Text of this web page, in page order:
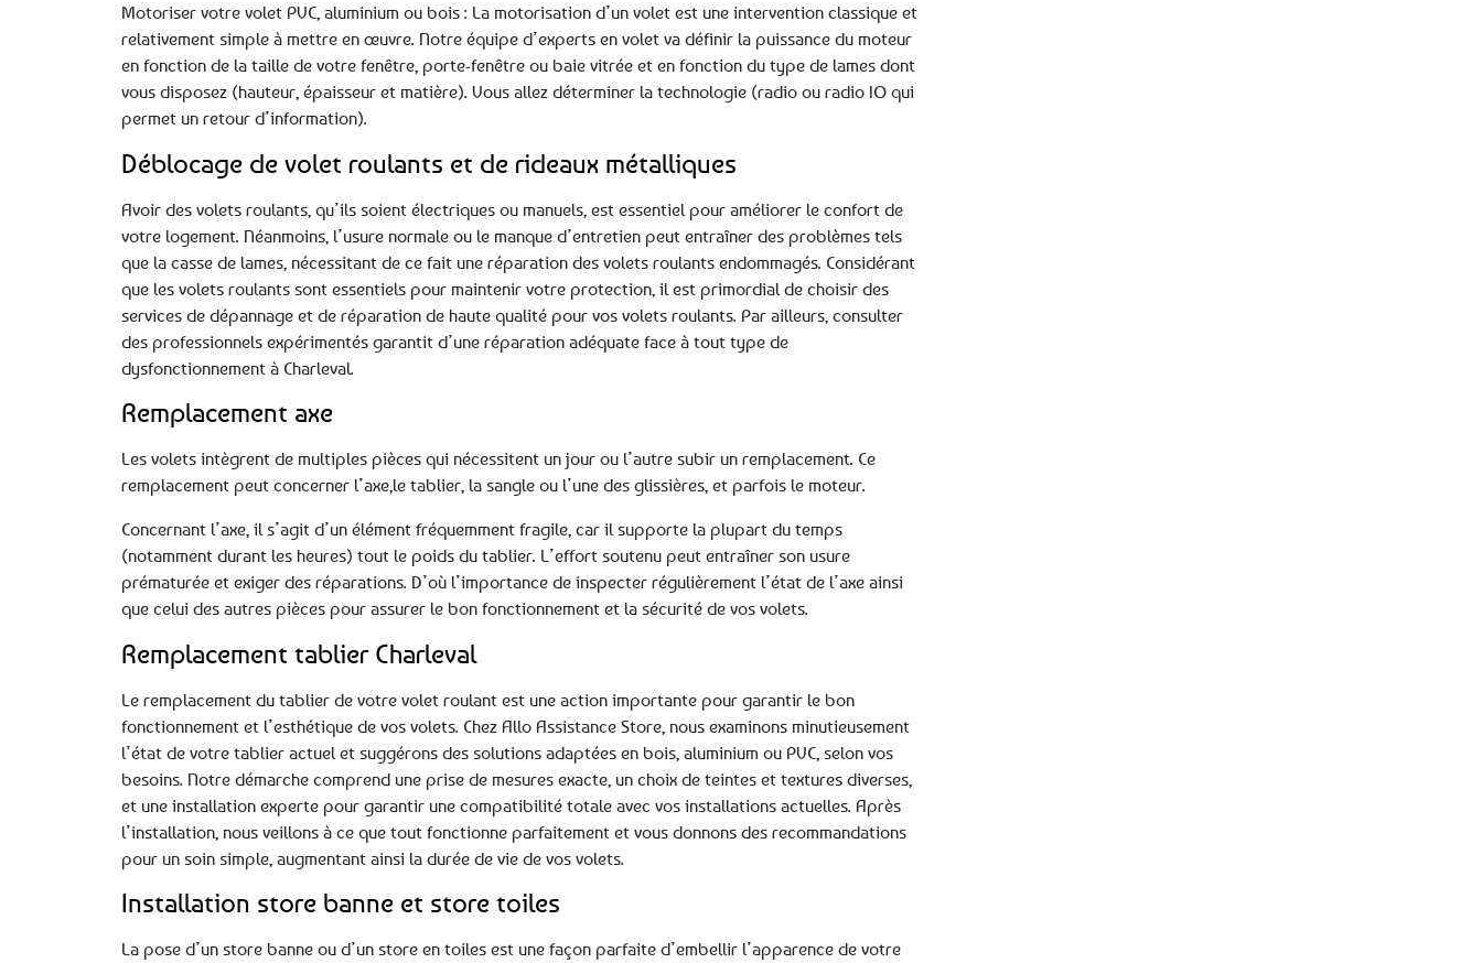
Motoriser votre volet PVC, aluminium ou bois : La motorisation d’un volet est une intervention classique et
relativement simple à mettre en œuvre. Notre équipe d’experts en volet va définir la puissance du moteur
en fonction de la taille de votre fenêtre, porte-fenêtre ou baie vitrée et en fonction du type de lames dont
vous disposez (hauteur, épaisseur et matière). Vous allez déterminer la technologie (radio ou radio IO qui
permet un retour d’information).
Déblocage de volet roulants et de rideaux métalliques
Avoir des volets roulants, qu’ils soient électriques ou manuels, est essentiel pour améliorer le confort de
votre logement. Néanmoins, l’usure normale ou le manque d’entretien peut entraîner des problèmes tels
que la casse de lames, nécessitant de ce fait une réparation des volets roulants endommagés. Considérant
que les volets roulants sont essentiels pour maintenir votre protection, il est primordial de choisir des
services de dépannage et de réparation de haute qualité pour vos volets roulants. Par ailleurs, consulter
des professionnels expérimentés garantit d’une réparation adéquate face à tout type de
dysfonctionnement à Charleval.
Remplacement axe
Les volets intègrent de multiples pièces qui nécessitent un jour ou l’autre subir un remplacement. Ce
remplacement peut concerner l’axe,le tablier, la sangle ou l’une des glissières, et parfois le moteur.
Concernant l’axe, il s’agit d’un élément fréquemment fragile, car il supporte la plupart du temps
(notamment durant les heures) tout le poids du tablier. L’effort soutenu peut entraîner son usure
prématurée et exiger des réparations. D’où l’importance de inspecter régulièrement l’état de l’axe ainsi
que celui des autres pièces pour assurer le bon fonctionnement et la sécurité de vos volets.
Remplacement tablier Charleval
Le remplacement du tablier de votre volet roulant est une action importante pour garantir le bon
fonctionnement et l’esthétique de vos volets. Chez Allo Assistance Store, nous examinons minutieusement
l’état de votre tablier actuel et suggérons des solutions adaptées en bois, aluminium ou PVC, selon vos
besoins. Notre démarche comprend une prise de mesures exacte, un choix de teintes et textures diverses,
et une installation experte pour garantir une compatibilité totale avec vos installations actuelles. Après
l’installation, nous veillons à ce que tout fonctionne parfaitement et vous donnons des recommandations
pour un soin simple, augmentant ainsi la durée de vie de vos volets.
Installation store banne et store toiles
La pose d’un store banne ou d’un store en toiles est une façon parfaite d’embellir l’apparence de votre